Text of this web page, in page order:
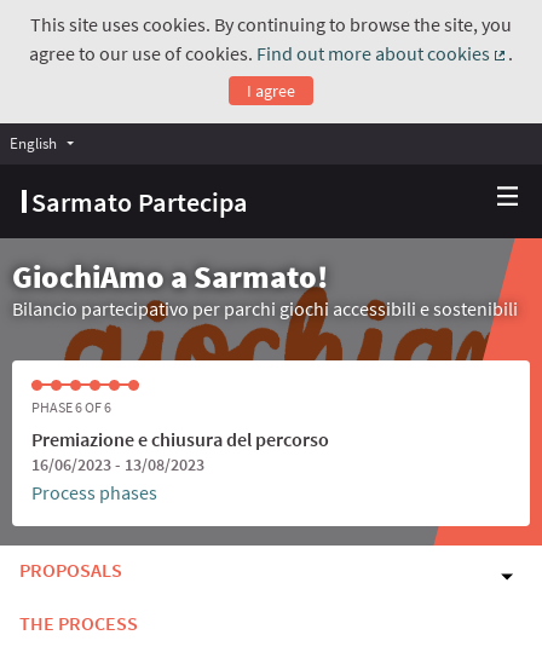
This site uses cookies. By continuing to browse the site, you
agree to our use of cookies. Find out more about cookies
.
I agree
Sarmato Partecipa
English Choose language
GiochiAmo a Sarmato!
Bilancio partecipativo per parchi giochi accessibili e sostenibili
PHASE 6 OF 6
Premiazione e chiusura del percorso
16/06/2023 - 13/08/2023
Process phases
PROPOSALS
THE PROCESS